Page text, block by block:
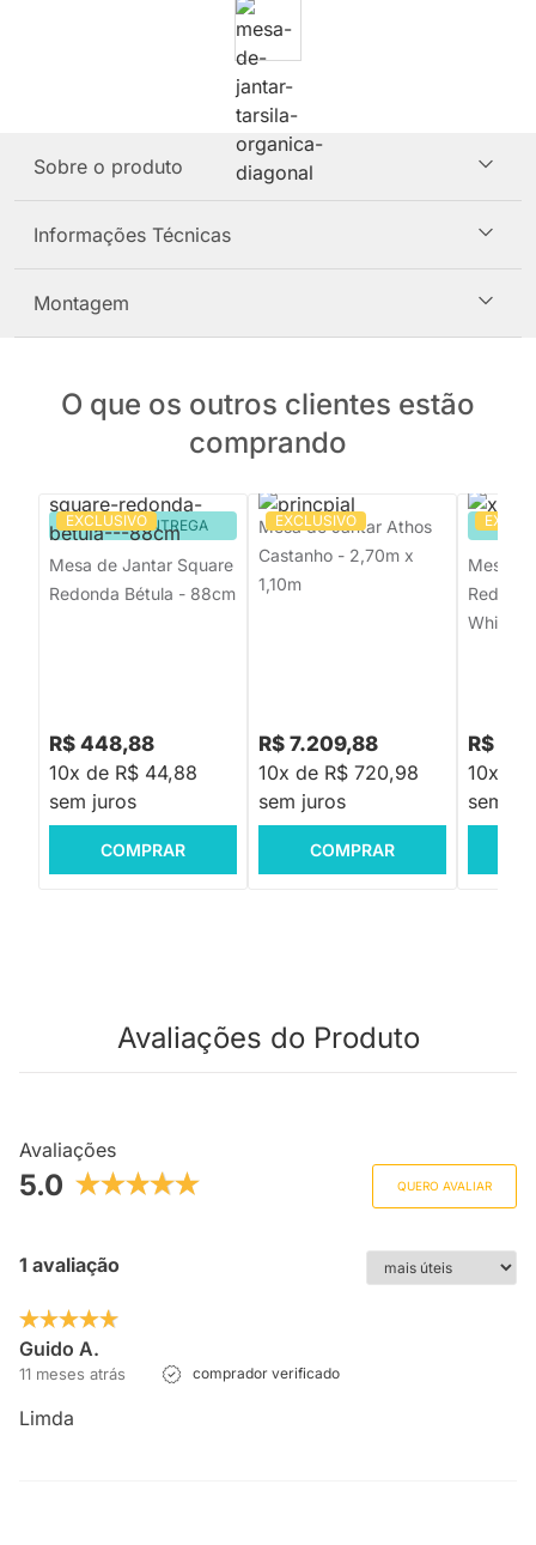
Sobre o produto
Informações Técnicas
Montagem
O que os outros clientes estão
comprando
EXCLUSIVO
PRONTA ENTREGA
Mesa de Jantar Square
Redonda Bétula - 88cm
R$ 448,88
10x de R$ 44,88
sem juros
COMPRAR
EXCLUSIVO
Mesa de Jantar Athos
Castanho - 2,70m x
1,10m
R$ 7.209,88
10x de R$ 720,98
sem juros
COMPRAR
Mesa
White -
R$
10x de
sem
Avaliações do Produto
Avaliações
5.0 QUERO AVALIAR
1 avaliação
Guido A.
11 meses atrás comprador verificado
Limda